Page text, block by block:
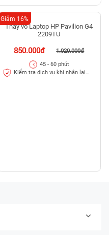
Thay vỏ Laptop HP Pavilion G4
2209TU
850.000đ 1.020.000đ
Giảm 16%
45 - 60 phút
Kiểm tra dịch vụ khi nhận lại